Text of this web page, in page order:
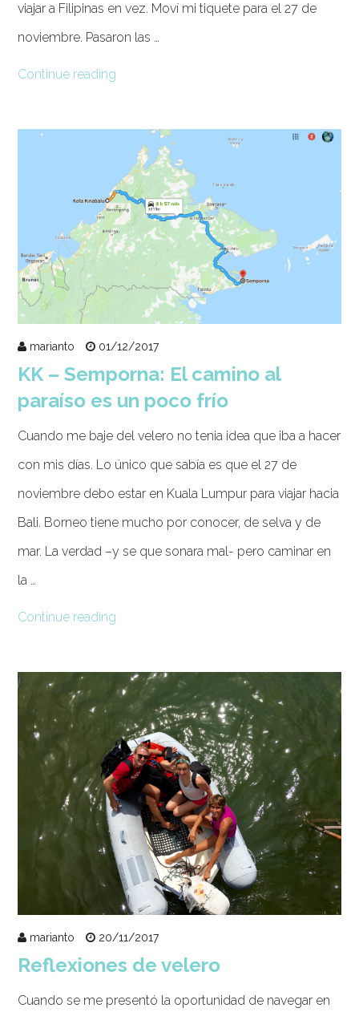
viajar a Filipinas en vez. Moví mi tiquete para el 27 de
noviembre. Pasaron las …
Continue reading
marianto 01/12/2017
KK – Semporna: El camino al
paraíso es un poco frío
Cuando me baje del velero no tenia idea que iba a hacer
con mis días. Lo único que sabía es que el 27 de
noviembre debo estar en Kuala Lumpur para viajar hacia
Bali. Borneo tiene mucho por conocer, de selva y de
mar. La verdad –y se que sonara mal- pero caminar en
la …
Continue reading
marianto 20/11/2017
Reflexiones de velero
Cuando se me presentó la oportunidad de navegar en